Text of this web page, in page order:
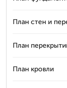
План стен и
План
План кровли